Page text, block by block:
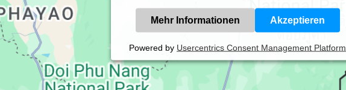
Mehr Informationen Akzeptieren
Powered by Usercentrics Consent Management Platform